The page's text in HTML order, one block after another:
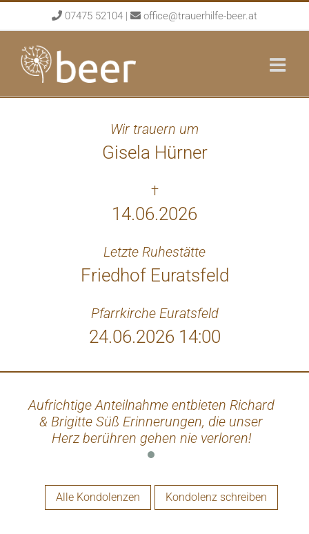
to
content
07475 52104 | office@trauerhilfe-beer.at
Wir trauern um
Gisela Hürner
†
14.06.2026
Letzte Ruhestätte
Friedhof Euratsfeld
Pfarrkirche Euratsfeld
24.06.2026 14:00
Aufrichtige Anteilnahme entbieten Richard
& Brigitte Süß Erinnerungen, die unser
Herz berühren gehen nie verloren!
Alle Kondolenzen Kondolenz schreiben